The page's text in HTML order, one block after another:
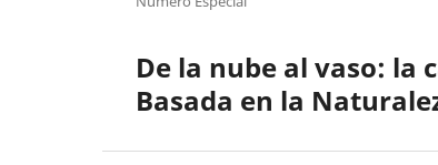
De la nube al vaso: la
Basada en la